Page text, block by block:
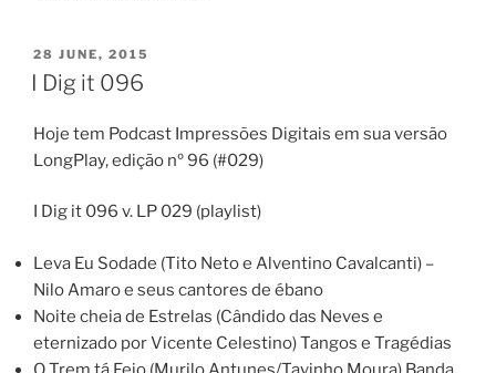
POSTED
ON
28 JUNE, 2015
I Dig it 096
Hoje tem Podcast Impressões Digitais em sua versão
LongPlay, edição nº 96 (#029)
I Dig it 096 v. LP 029 (playlist)
Leva Eu Sodade (Tito Neto e Alventino Cavalcanti) –
Nilo Amaro e seus cantores de ébano
Noite cheia de Estrelas (Cândido das Neves e
eternizado por Vicente Celestino) Tangos e Tragédias